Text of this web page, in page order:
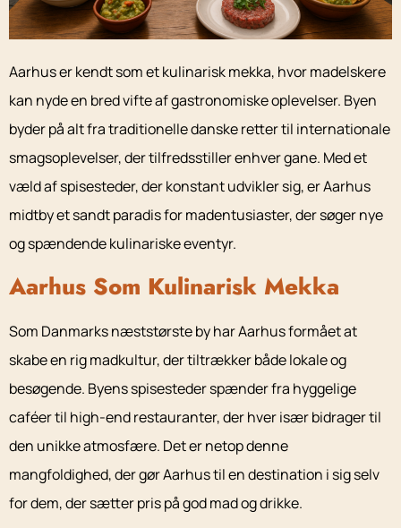
Aarhus er kendt som et kulinarisk mekka, hvor madelskere
kan nyde en bred vifte af gastronomiske oplevelser. Byen
byder på alt fra traditionelle danske retter til internationale
smagsoplevelser, der tilfredsstiller enhver gane. Med et
væld af spisesteder, der konstant udvikler sig, er Aarhus
midtby et sandt paradis for madentusiaster, der søger nye
og spændende kulinariske eventyr.
Aarhus Som Kulinarisk Mekka
Som Danmarks næststørste by har Aarhus formået at
skabe en rig madkultur, der tiltrækker både lokale og
besøgende. Byens spisesteder spænder fra hyggelige
caféer til high-end restauranter, der hver især bidrager til
den unikke atmosfære. Det er netop denne
mangfoldighed, der gør Aarhus til en destination i sig selv
for dem, der sætter pris på god mad og drikke.